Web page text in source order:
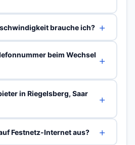
brauche ich?
beim Wechsel
in Riegelsberg, Saar
Festnetz-Internet aus?